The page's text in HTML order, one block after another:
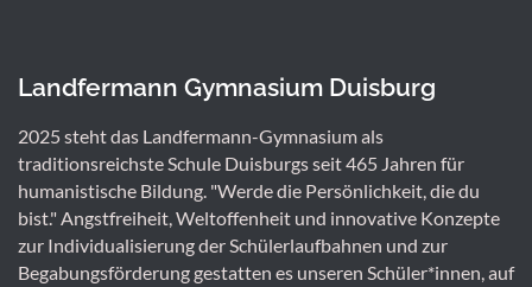
Landfermann Gymnasium Duisburg
2025 steht das Landfermann-Gymnasium als
traditionsreichste Schule Duisburgs seit 465 Jahren für
humanistische Bildung. "Werde die Persönlichkeit, die du
bist." Angstfreiheit, Weltoffenheit und innovative Konzepte
zur Individualisierung der Schülerlaufbahnen und zur
Begabungsförderung gestatten es unseren Schüler*innen, auf